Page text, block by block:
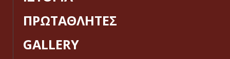
ΠΡΩΤΑΘΛΗΤΕΣ
GALLERY